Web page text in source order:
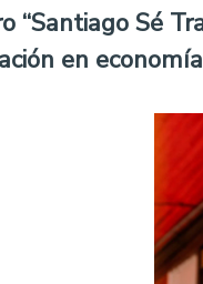
“Santiago Sé
en